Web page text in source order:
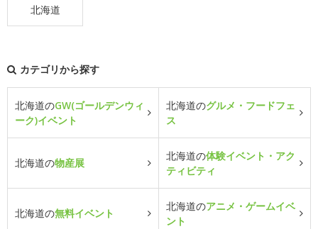
北海道
カテゴリから探す
北海道のGW(ゴールデンウィ
ーク)イベント
北海道のグルメ・フードフェ
ス
北海道の物産展
北海道の体験イベント・アク
ティビティ
北海道の無料イベント
北海道のアニメ・ゲームイベ
ント